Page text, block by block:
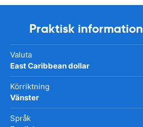
Praktisk information
Valuta
East Caribbean dollar
Körriktning
Vänster
Språk